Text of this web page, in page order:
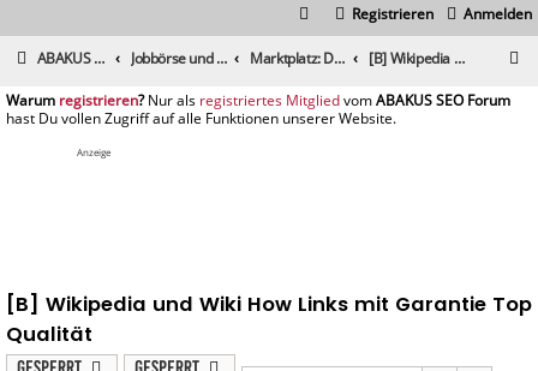
Anmelden
Registrieren
ABAKUS Foren-Übersicht Jobbörse und Marktplatz Marktplatz: Dienstleistungen [B] Wikipedia und Wiki How Links mit Garantie Top Qualität
registrieren registriertes Mitglied
Anzeige
[B] Wikipedia und Wiki How Links mit Garantie Top
Qualität